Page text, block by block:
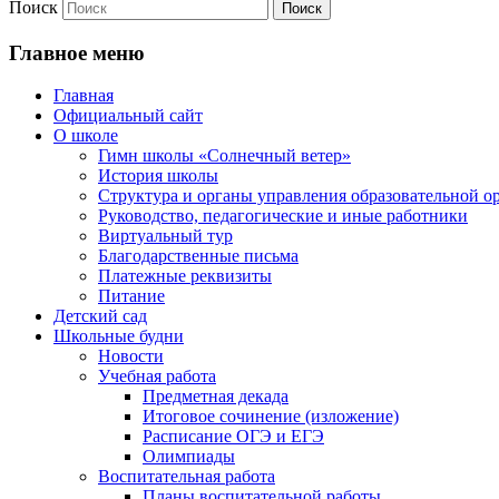
Поиск
Главное меню
Главная
Официальный сайт
О школе
Гимн школы «Солнечный ветер»
История школы
Структура и органы управления образовательной
Руководство, педагогические и иные работники
Виртуальный тур
Благодарственные письма
Платежные реквизиты
Питание
Детский сад
Школьные будни
Новости
Учебная работа
Предметная декада
Итоговое сочинение (изложение)
Расписание ОГЭ и ЕГЭ
Олимпиады
Воспитательная работа